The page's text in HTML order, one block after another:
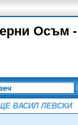
Осъм -
ВАСИЛ ЛЕВСКИ